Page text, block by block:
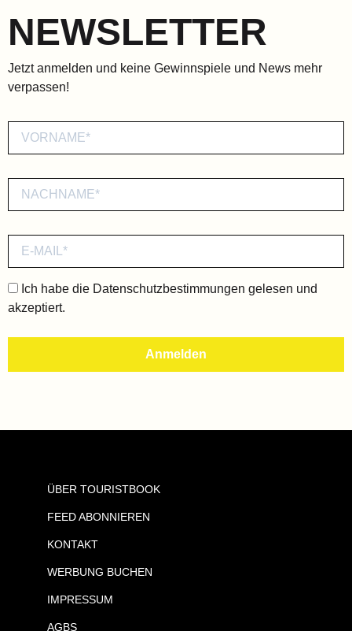
NEWSLETTER
Jetzt anmelden und keine Gewinnspiele und News mehr
verpassen!
Ich habe die Datenschutzbestimmungen gelesen und
akzeptiert.
ÜBER TOURISTBOOK
FEED ABONNIEREN
KONTAKT
WERBUNG BUCHEN
IMPRESSUM
AGBS